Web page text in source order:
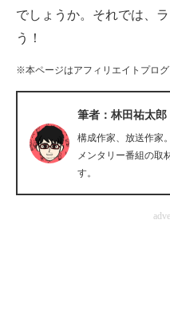
製造業のIT導入・活用を支援
エレクトロニクス専門サイト
電子設計の基本と応用
エネルギーの専門メディア
建設×テクノロジーの最前線
でしょうか。それでは、
う！
※本ページはアフィリエイトプロ
筆者：林田祐太郎
構成作家、放送作家
メンタリー番組の取
す。